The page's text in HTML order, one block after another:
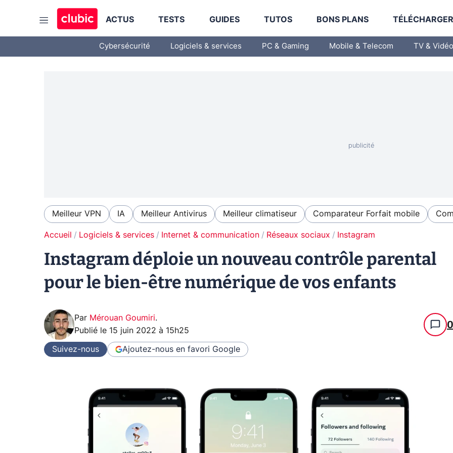
ACTUS TESTS GUIDES TUTOS BONS PLANS
Cybersécurité Logiciels & services PC & Gaming Mobile & Telecom TV & Vidéo
Meilleur VPN IA Meilleur Antivirus Meilleur climatiseur Comparateur Forfait mobile
Accueil Logiciels & services Internet & communication Réseaux sociaux Instagram
Instagram déploie un nouveau contrôle parental
pour le bien-être numérique de vos enfants
Par Mérouan Goumiri.
Publié le 15 juin 2022 à 15h25 0
Suivez-nous Ajoutez-nous en favori Google